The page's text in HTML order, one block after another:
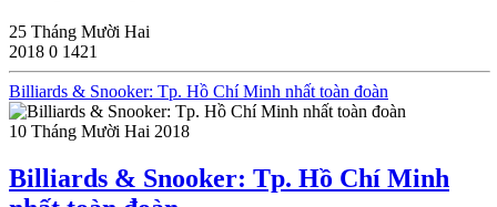
25 Tháng Mười Hai
2018 0 1421
Billiards & Snooker: Tp. Hồ Chí Minh nhất toàn đoàn
10 Tháng Mười Hai 2018
Billiards & Snooker: Tp. Hồ Chí Minh